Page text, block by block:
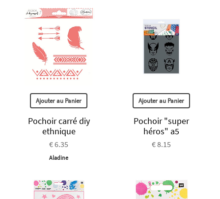
Ajouter au Panier
Pochoir carré diy
ethnique
€ 6.35
Aladine
Ajouter au Panier
Pochoir "super
héros" a5
€ 8.15